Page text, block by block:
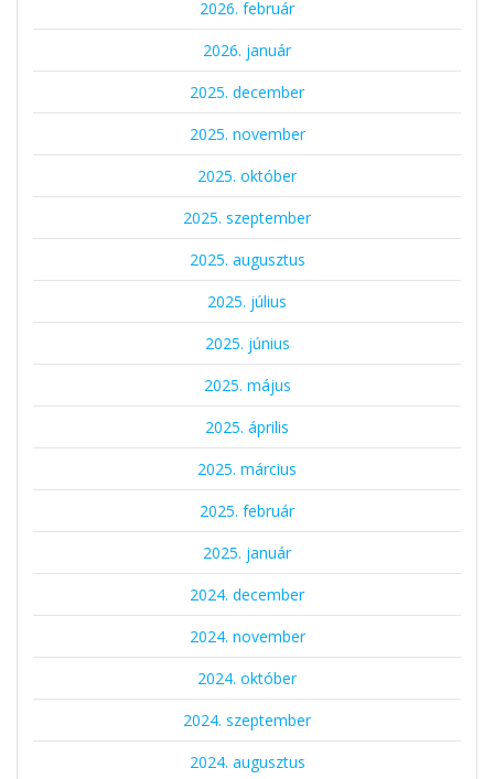
2026. február
2026. január
2025. december
2025. november
2025. október
2025. szeptember
2025. augusztus
2025. július
2025. június
2025. május
2025. április
2025. március
2025. február
2025. január
2024. december
2024. november
2024. október
2024. szeptember
2024. augusztus